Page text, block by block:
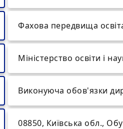
Фахова передвища
Міністерство освіти і
Виконуюча обов'язки
08850, Київська обл.,